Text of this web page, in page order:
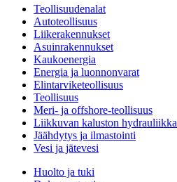
Teollisuudenalat
Autoteollisuus
Liikerakennukset
Asuinrakennukset
Kaukoenergia
Energia ja luonnonvarat
Elintarviketeollisuus
Teollisuus
Meri- ja offshore-teollisuus
Liikkuvan kaluston hydrauliikka
Jäähdytys ja ilmastointi
Vesi ja jätevesi
Huolto ja tuki